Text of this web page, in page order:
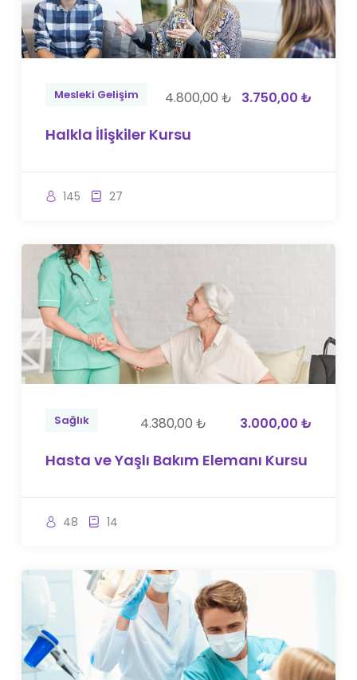
Mesleki Gelişim 4.800,00 ₺ 3.750,00 ₺
Halkla İlişkiler Kursu
145 27
Sağlık 4.380,00 ₺ 3.000,00 ₺
Hasta ve Yaşlı Bakım Elemanı Kursu
48 14